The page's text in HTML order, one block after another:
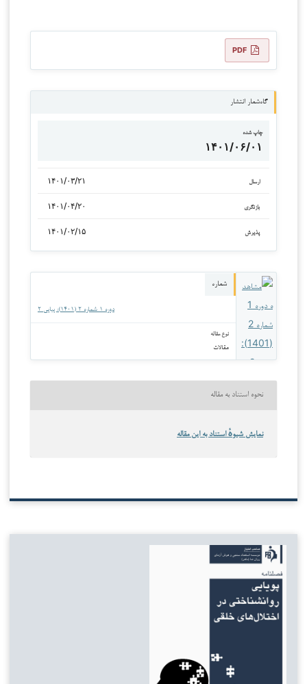
PDF
گاه‌شمار انتشار
چاپ شده
۱۴۰۱/۰۶/۰۱
ارسال ۱۴۰۱/۰۳/۲۱
بازنگری ۱۴۰۱/۰۴/۲۰
پذیرش ۱۴۰۱/۰۲/۱۵
شماره
دوره ۱ شماره ۲ (۱۴۰۱): پیاپی ۲
نوع مقاله
مقالات
نحوه استناد به مقاله
نمایش شیوهٔ استناد به این مقاله